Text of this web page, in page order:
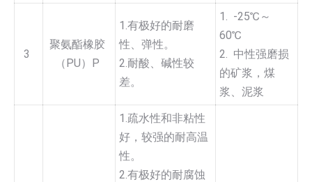
3
聚氨酯橡胶
（PU）P
1.有极好的耐磨
性、弹性。
2.耐酸、碱性较
差。
1. -25℃～
60℃
2. 中性强磨损
的矿浆，煤
浆、泥浆
1.疏水性和非粘性
好，较强的耐高温
性。
2.有极好的耐腐蚀